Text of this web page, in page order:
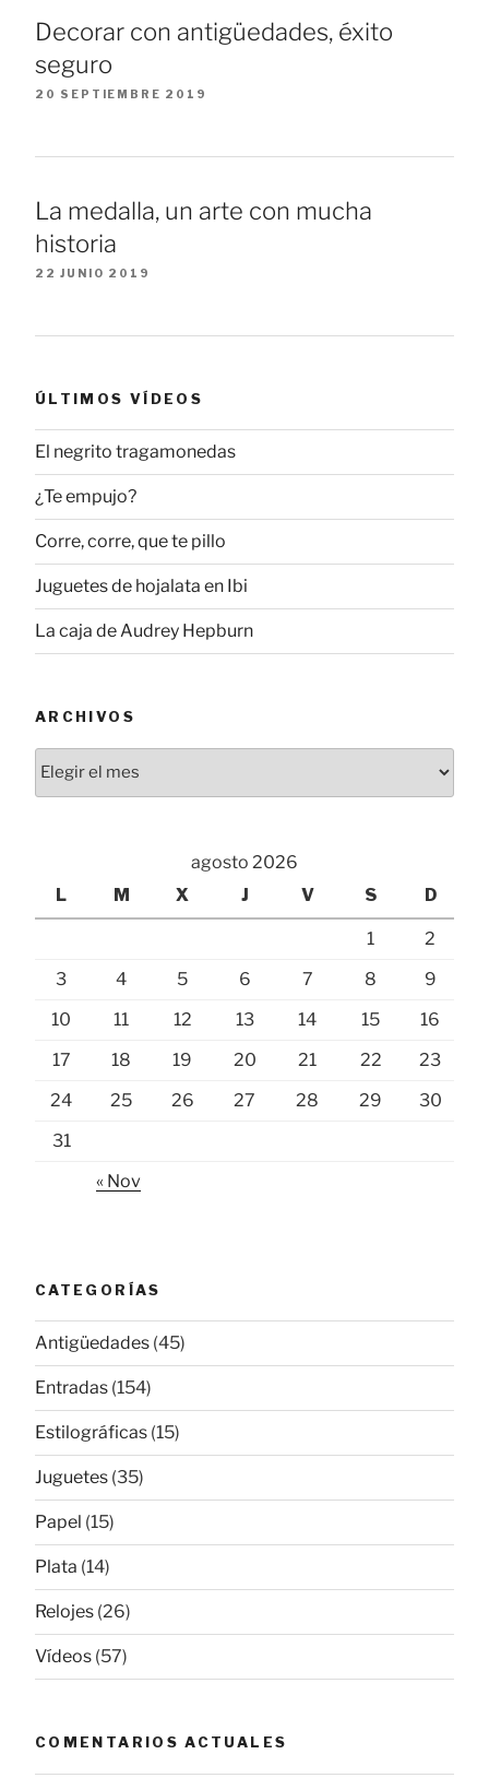
Decorar con antigüedades, éxito
seguro
20 SEPTIEMBRE 2019
La medalla, un arte con mucha
historia
22 JUNIO 2019
ÚLTIMOS VÍDEOS
El negrito tragamonedas
¿Te empujo?
Corre, corre, que te pillo
Juguetes de hojalata en Ibi
La caja de Audrey Hepburn
ARCHIVOS
agosto 2026
L
M X J V S D
1
2
3
4 5 6 7 8
9
10
11 12 13 14 15
16
17
18 19 20 21 22
23
24
25 26 27 28 29
30
31
« Nov
CATEGORÍAS
Antigüedades (45)
Entradas (154)
Estilográficas (15)
Juguetes (35)
Papel (15)
Plata (14)
Relojes (26)
Vídeos (57)
COMENTARIOS ACTUALES